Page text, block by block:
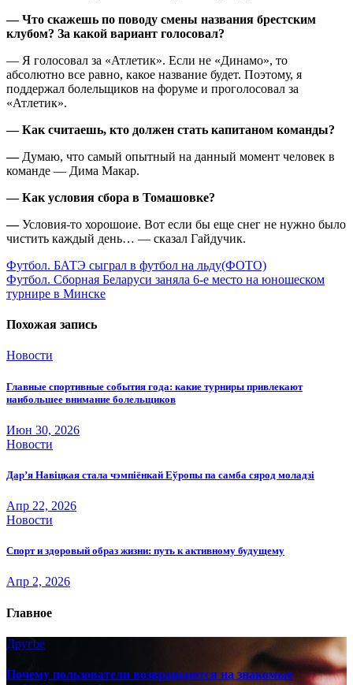
— Что скажешь по поводу смены названия брестским
клубом? За какой вариант голосовал?
— Я голосовал за «Атлетик». Если не «Динамо», то
абсолютно все равно, какое название будет. Поэтому, я
поддержал болельщиков на форуме и проголосовал за
«Атлетик».
— Как считаешь, кто должен стать капитаном команды?
—Думаю, что самый опытный на данный момент человек в
команде — Дима Макар.
— Как условия сбора в Томашовке?
—Условия-то хорошоие. Вот если бы еще снег не нужно было
чистить каждый день… — сказал Гайдучик.
Навигация
по
Футбол. БАТЭ сыграл в футбол на льду(ФОТО)
Футбол. Сборная Беларуси заняла 6-е место на юношеском
турнире в Минске
Похожая запись
Новости
Главные спортивные события года: какие турниры привлекают
наибольшее внимание болельщиков
Июн 30, 2026
Новости
Дар’я Навіцкая стала чэмпіёнкай Еўропы па самба сярод моладзі
Апр 22, 2026
Новости
Спорт и здоровый образ жизни: путь к активному будущему
Апр 2, 2026
Главное
Другое
Почему пользователи возвращаются на знакомые